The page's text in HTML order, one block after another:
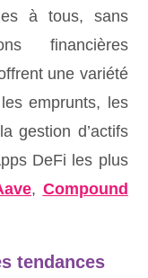
à tous, sans
financières
une variété
emprunts, les
gestion d’actifs
DeFi les plus
, Compound
tendances